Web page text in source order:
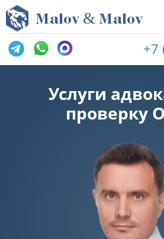
Malov & Malov
+7
Услуги
проверку